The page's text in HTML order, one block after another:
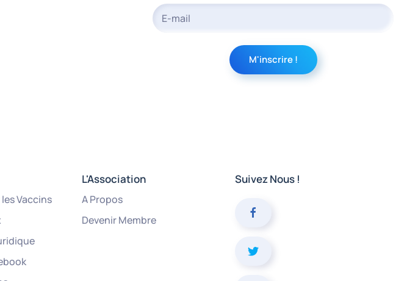
Vaccins
L'Association
A Propos
Devenir Membre
Suivez Nous !